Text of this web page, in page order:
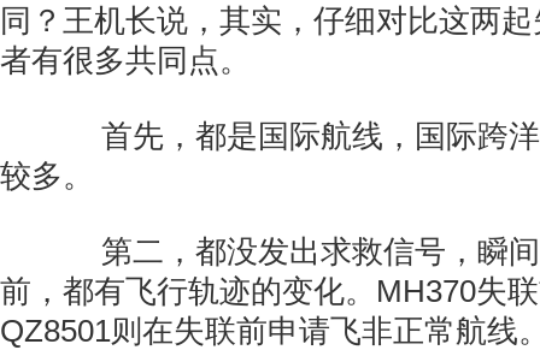
同？王机长说，其实，仔细对比这两
者有很多共同点。
首先，都是国际航线，国际跨洋
较多。
第二，都没发出求救信号，瞬间
前，都有飞行轨迹的变化。MH370失
QZ8501则在失联前申请飞非正常航线